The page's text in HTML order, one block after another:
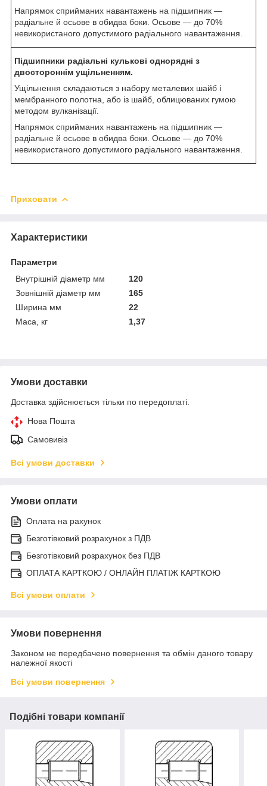
Напрямок сприйманих навантажень на підшипник —
радіальне й осьове в обидва боки. Осьове — до 70%
невикористаного допустимого радіального навантаження.
Підшипники радіальні кулькові однорядні з
двостороннім ущільненням.
Ущільнення складаються з набору металевих шайб і
мембранного полотна, або із шайб, облицюваних гумою
методом вулканізації.
Напрямок сприйманих навантажень на підшипник —
радіальне й осьове в обидва боки. Осьове — до 70%
невикористаного допустимого радіального навантаження.
Приховати
Характеристики
Параметри
Внутрішній діаметр мм
120
Зовнішній діаметр мм
165
Ширина мм
22
Маса, кг
1,37
Умови доставки
Доставка здійснюється тільки по передоплаті.
Нова Пошта
Самовивіз
Всі умови доставки
Умови оплати
Оплата на рахунок
Безготівковий розрахунок з ПДВ
Безготівковий розрахунок без ПДВ
ОПЛАТА КАРТКОЮ / ОНЛАЙН ПЛАТІЖ КАРТКОЮ
Всі умови оплати
Умови повернення
Законом не передбачено повернення та обмін даного товару
належної якості
Всі умови повернення
Подібні товари компанії